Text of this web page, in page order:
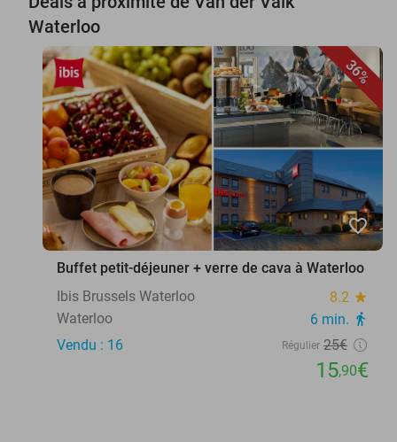
Waterloo
36%
favorite_border
Buffet petit-déjeuner + verre de cava à Waterloo
Ibis Brussels Waterloo
8.2 star
Waterloo 6 min. directions_walk
Vendu : 16 Régulier 25€
15,90€